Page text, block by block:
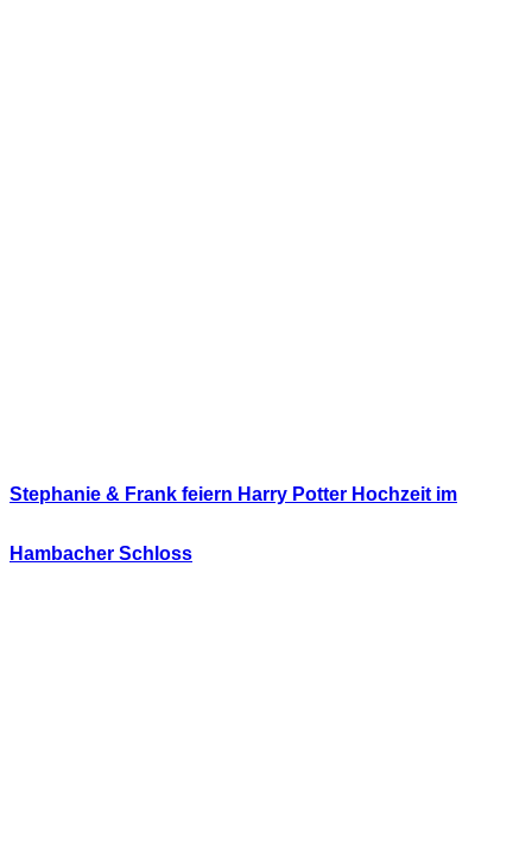
Stephanie & Frank feiern Harry Potter Hochzeit im
Hambacher Schloss